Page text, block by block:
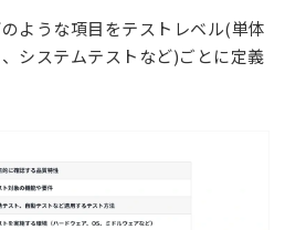
ような項目をテストレベル(単体
システムテストなど)ごとに定義